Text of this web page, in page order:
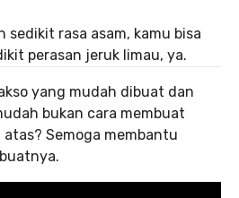
sedikit rasa asam, kamu bisa
perasan jeruk limau, ya.
yang mudah dibuat dan
bukan cara membuat
atas? Semoga membantu